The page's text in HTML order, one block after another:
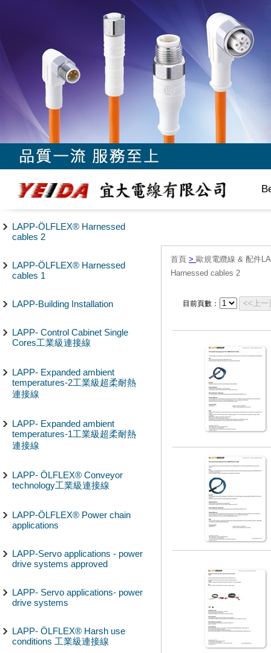
LAPP-ÖLFLEX® Harnessed
cables 2
LAPP-ÖLFLEX® Harnessed
cables 1
LAPP-Building Installation
LAPP- Control Cabinet Single
Cores工業級連接線
LAPP- Expanded ambient
temperatures-2工業級超柔耐熱
連接線
LAPP- Expanded ambient
temperatures-1工業級超柔耐熱
連接線
LAPP- ÖLFLEX® Conveyor
technology工業級連接線
LAPP-ÖLFLEX® Power chain
applications
LAPP-Servo applications - power
drive systems approved
LAPP- Servo applications- power
drive systems
LAPP- ÖLFLEX® Harsh use
conditions 工業級連接線
首頁 > 歐規電纜線 & 配件
Harnessed cables 2
目前頁數： <<上一